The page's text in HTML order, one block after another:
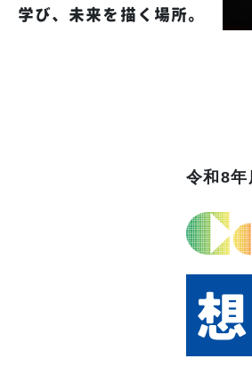
学び、未来を描く場所。
令和8年